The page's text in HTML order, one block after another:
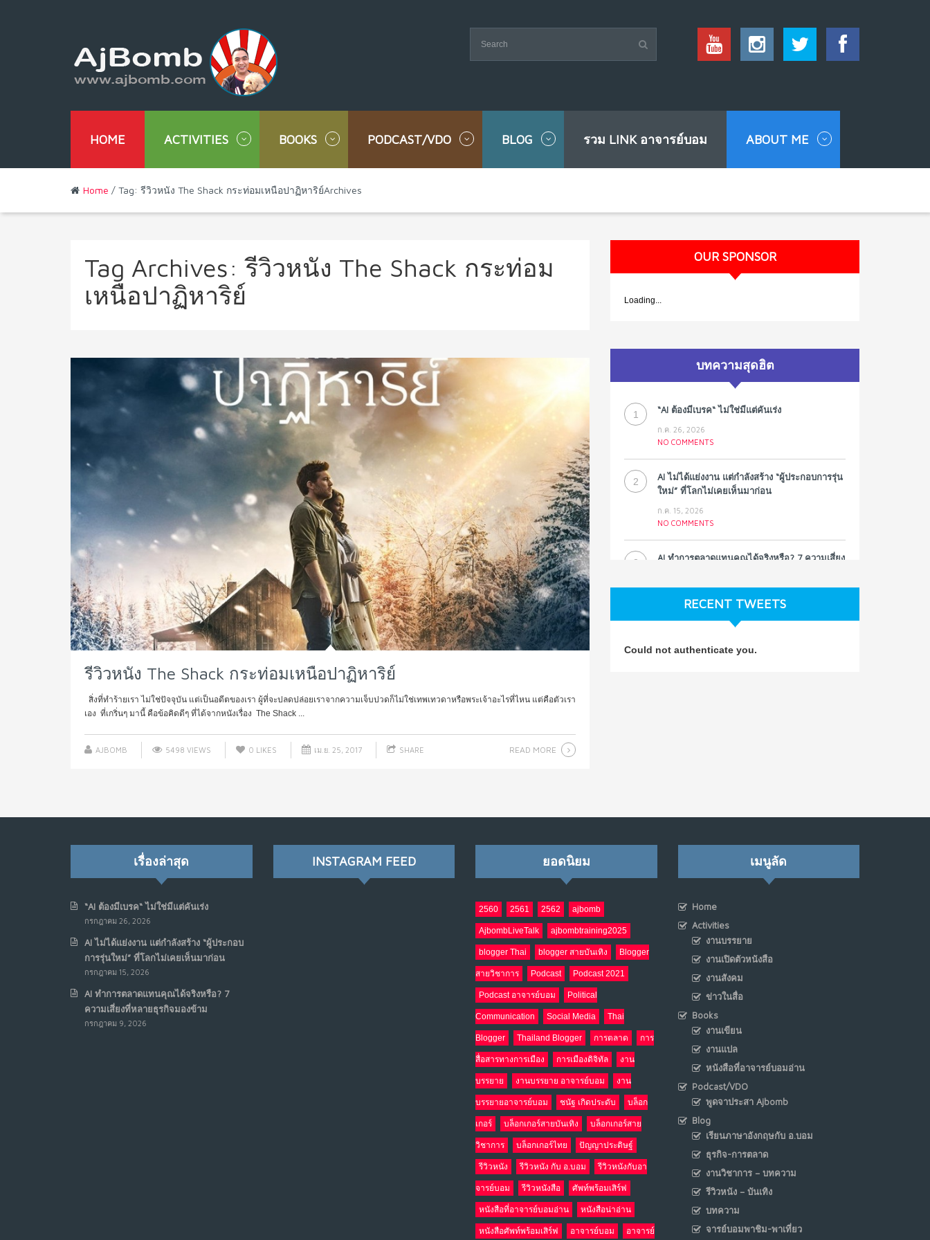
HOME ACTIVITIES BOOKS PODCAST/VDO BLOG รวม LINK อาจารย์บอม ABOUT ME
Home / Tag: รีวิวหนัง The Shack กระท่อมเหนือปาฏิหาริย์Archives
Tag Archives:รีวิวหนัง The Shack กระท่อม
เหนือปาฏิหาริย์
รีวิวหนัง The Shack กระท่อมเหนือปาฏิหาริย์
สิ่งที่ทำร้ายเรา ไม่ใช่ปัจจุบัน แต่เป็นอดีตของเรา ผู้ที่จะปลดปล่อยเราจากความเจ็บปวดก็ไม่ใช่เทพเทวดาหรือพระเจ้าอะไรที่ไหน แต่คือตัวเรา
เอง ที่เกริ่นๆ มานี้ คือข้อคิดดีๆ ที่ได้จากหนังเรื่อง The Shack ...
AJBOMB 5498 VIEWS 0 LIKES เม.ย. 25, 2017 SHARE READ MORE
OUR SPONSOR
Loading...
บทความสุดฮิต
1 “AI ต้องมีเบรค“ ไม่ใช่มีแต่คันเร่ง
ก.ค. 26, 2026
NO COMMENTS
2
AI ไม่ได้แย่งงาน แต่กำลังสร้าง “ผู้ประกอบการรุ่น
ใหม่” ที่โลกไม่เคยเห็นมาก่อน
ก.ค. 15, 2026
NO COMMENTS
3
AI ทำการตลาดแทนคุณได้จริงหรือ? 7 ความเสี่ยง
NO COMMENTS
จาก Dan Koe ในแบบอาจารย์บอม
6
NO COMMENTS
เมื่อรัฐบาลเริ่มคิดแบบแพลตฟอร์ม : AI กำลัง
NO COMMENTS
เมื่อโลกออนไลน์ กลายเป็น“ศาลเตี้ย”
พ.ค. 4, 2026
NO COMMENTS
น้ำตาเรา .. เป็นกรดจริงหรือ??
เม.ย. 19, 2026
10 อินโดนีเซีย กับเกมอำนาจที่มองไม่เห็น
เม.ย. 19, 2026
NO COMMENTS
RECENT TWEETS
Could not authenticate you.
เรื่องล่าสุด
“AI ต้องมีเบรค“ ไม่ใช่มีแต่คันเร่ง
กรกฎาคม 26, 2026
AI ไม่ได้แย่งงาน แต่กำลังสร้าง “ผู้ประกอบ
การรุ่นใหม่” ที่โลกไม่เคยเห็นมาก่อน
กรกฎาคม 15, 2026
AI ทำการตลาดแทนคุณได้จริงหรือ? 7
ความเสี่ยงที่หลายธุรกิจมองข้าม
กรกฎาคม 9, 2026
INSTAGRAM FEED ยอดนิยม
2560 2561 2562 ajbomb
AjbombLiveTalk ajbombtraining2025
blogger Thai blogger สายบันเทิง Blogger
สายวิชาการ Podcast Podcast 2021
Podcast อาจารย์บอม Political
Communication Social Media Thai
Blogger Thailand Blogger การตลาด การ
สื่อสารทางการเมือง การเมืองดิจิทัล งาน
บรรยาย งานบรรยาย อาจารย์บอม งาน
บรรยายอาจารย์บอม ชนัฐ เกิดประดับ บล็อก
เกอร์ บล็อกเกอร์สายบันเทิง บล็อกเกอร์สาย
วิชาการ บล็อกเกอร์ไทย ปัญญาประดิษฐ์
รีวิวหนัง รีวิวหนัง กับ อ.บอม รีวิวหนังกับอา
จารย์บอม รีวิวหนังสือ ศัพท์พร้อมเสิร์ฟ
หนังสือที่อาจารย์บอมอ่าน หนังสือน่าอ่าน
หนังสือศัพท์พร้อมเสิร์ฟ อาจารย์บอม อาจารย์
เมนูลัด
Home
Activities
งานบรรยาย
งานเปิดตัวหนังสือ
งานสังคม
ข่าวในสื่อ
Books
งานเขียน
งานแปล
หนังสือที่อาจารย์บอมอ่าน
Podcast/VDO
พูดจาประสา Ajbomb
Blog
เรียนภาษาอังกฤษกับ อ.บอม
ธุรกิจ-การตลาด
งานวิชาการ – บทความ
รีวิวหนัง – บันเทิง
บทความ
จารย์บอมพาชิม-พาเที่ยว